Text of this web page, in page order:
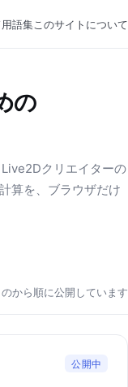
用語集このサイトについて
の
クリエイターの
算を、ブラウザだけ
から順に公開しています
公開中